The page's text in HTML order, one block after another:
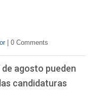
0 Comments
de agosto pueden
candidaturas